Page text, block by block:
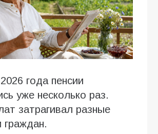
года пенсии
уже несколько раз.
затрагивал разные
граждан.